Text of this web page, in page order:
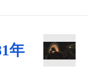
年